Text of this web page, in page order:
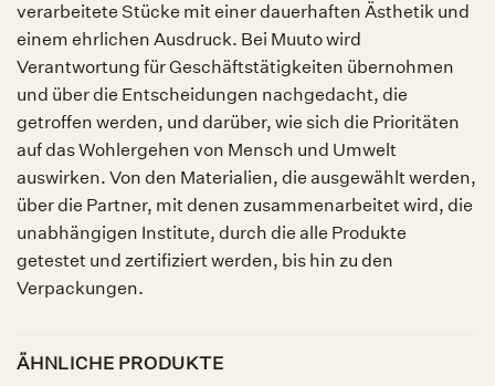
verarbeitete Stücke mit einer dauerhaften Ästhetik und
einem ehrlichen Ausdruck. Bei Muuto wird
Verantwortung für Geschäftstätigkeiten übernohmen
und über die Entscheidungen nachgedacht, die
getroffen werden, und darüber, wie sich die Prioritäten
auf das Wohlergehen von Mensch und Umwelt
auswirken. Von den Materialien, die ausgewählt werden,
über die Partner, mit denen zusammenarbeitet wird, die
unabhängigen Institute, durch die alle Produkte
getestet und zertifiziert werden, bis hin zu den
Verpackungen.
ÄHNLICHE PRODUKTE